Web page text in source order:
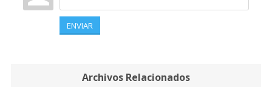
ENVIAR
Archivos Relacionados